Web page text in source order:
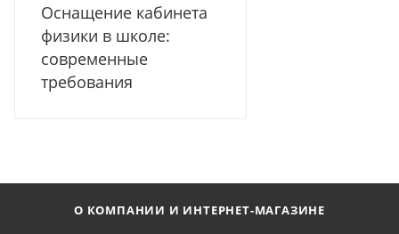
Оснащение кабинета
физики в школе:
современные
требования
О КОМПАНИИ И ИНТЕРНЕТ-МАГАЗИНЕ